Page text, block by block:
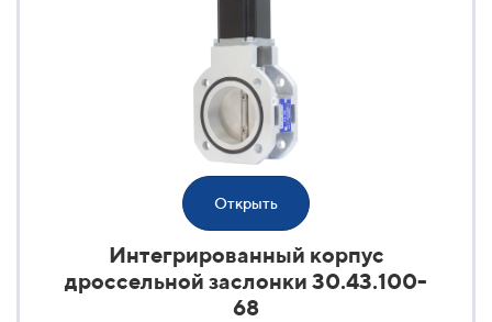
Открыть
Интегрированный корпус
дроссельной заслонки 30.43.100-
68